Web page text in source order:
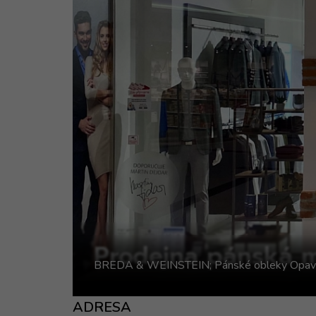
Prodejna pánská
BREDA & WEINSTEIN; Pánské obleky
ADRESA